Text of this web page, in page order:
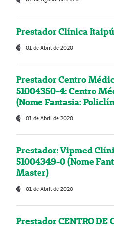
Prestador Clínica
01 de Abril de 2020
Prestador Centro
51004350-4: Centro
(Nome Fantasia:
01 de Abril de 2020
Prestador: Vipmed
51004349-0 (Nome
Master)
01 de Abril de 2020
Prestador CENTRO DE